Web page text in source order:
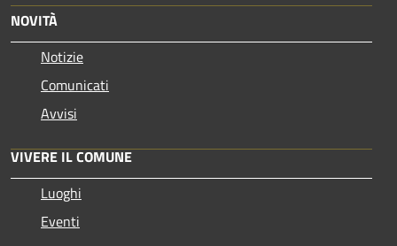
NOVITÀ
Notizie
Comunicati
Avvisi
VIVERE IL COMUNE
Luoghi
Eventi